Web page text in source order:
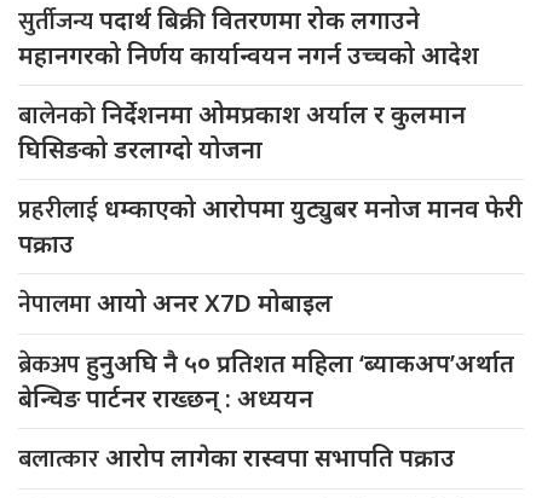
सुर्तीजन्यपदार्थ बिक्री वितरणमा रोक लगाउने
महानगरको निर्णय कार्यान्वयन नगर्न उच्चको आदेश
बालेनकोनिर्देशनमा ओमप्रकाश अर्याल र कुलमान
घिसिङको डरलाग्दो योजना
प्रहरीलाई धम्काएको आरोपमा युट्युबर मनोज मानव फेरी
पक्राउ
नेपालमाआयो अनर X7D मोबाइल
ब्रेकअपहुनुअघि नै ५० प्रतिशत महिला ‘ब्याकअप’अर्थात
बेन्चिङ पार्टनर राख्छन् : अध्ययन
बलात्कारआरोप लागेका रास्वपा सभापति पक्राउ